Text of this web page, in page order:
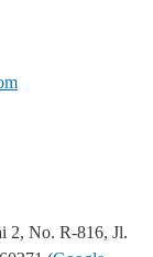
2, No. R-816, Jl.